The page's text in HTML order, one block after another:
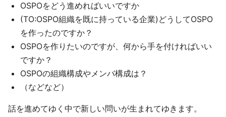
OSPOをどう進めればいいですか
(TO:OSPO組織を既に持っている企業)どうしてOSPO
を作ったのですか？
OSPOを作りたいのですが、何から手を付ければいい
ですか？
OSPOの組織構成やメンバ構成は？
（などなど）
話を進めてゆく中で新しい問いが生まれてゆきます。